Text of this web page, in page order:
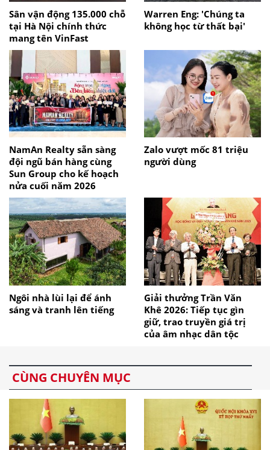
Sân vận động 135.000 chỗ
tại Hà Nội chính thức
mang tên VinFast
Warren Eng: 'Chúng ta
không học từ thất bại'
NamAn Realty sẵn sàng
đội ngũ bán hàng cùng
Sun Group cho kế hoạch
nửa cuối năm 2026
Zalo vượt mốc 81 triệu
người dùng
Ngôi nhà lùi lại để ánh
sáng và tranh lên tiếng
Giải thưởng Trần Văn
Khê 2026: Tiếp tục gìn
giữ, trao truyền giá trị
của âm nhạc dân tộc
CÙNG CHUYÊN MỤC